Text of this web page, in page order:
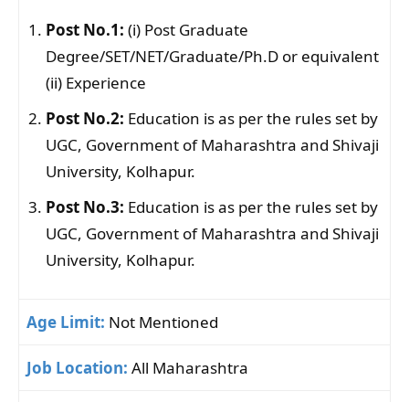
Post No.1: (i) Post Graduate
Degree/SET/NET/Graduate/Ph.D or equivalent
(ii) Experience
Post No.2: Education is as per the rules set by
UGC, Government of Maharashtra and Shivaji
University, Kolhapur.
Post No.3: Education is as per the rules set by
UGC, Government of Maharashtra and Shivaji
University, Kolhapur.
Age Limit: Not Mentioned
Job Location: All Maharashtra